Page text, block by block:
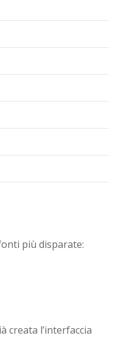
più disparate:
creata l’interfaccia